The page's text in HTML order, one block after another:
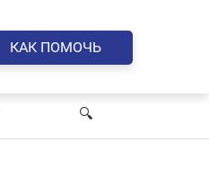
КАК ПОМОЧЬ
🔍︎